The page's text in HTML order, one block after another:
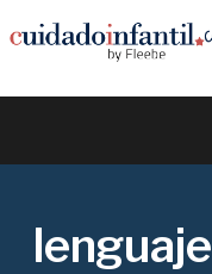
lenguaje